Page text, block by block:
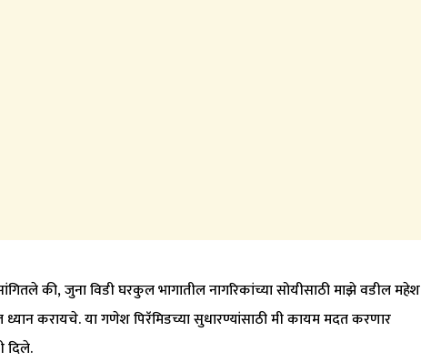
की, जुना विडी घरकुल भागातील नागरिकांच्या सोयीसाठी माझे वडील महेश
करायचे. या गणेश पिरॅमिडच्या सुधारण्यांसाठी मी कायम मदत करणार
दिले.